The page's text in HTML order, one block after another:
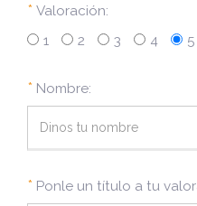
* Valoración:
1
2 3 4 5
* Nombre:
* Ponle un título a tu